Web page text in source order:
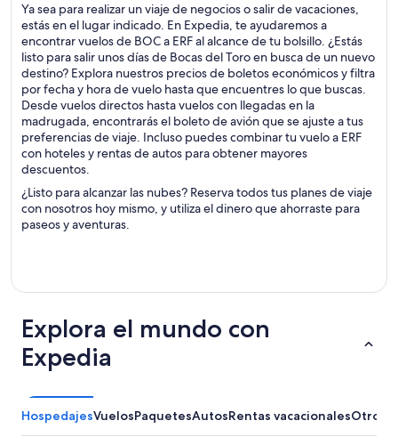
Ya sea para realizar un viaje de negocios o salir de vacaciones,
estás en el lugar indicado. En Expedia, te ayudaremos a
encontrar vuelos de BOC a ERF al alcance de tu bolsillo. ¿Estás
listo para salir unos días de Bocas del Toro en busca de un nuevo
destino? Explora nuestros precios de boletos económicos y filtra
por fecha y hora de vuelo hasta que encuentres lo que buscas.
Desde vuelos directos hasta vuelos con llegadas en la
madrugada, encontrarás el boleto de avión que se ajuste a tus
preferencias de viaje. Incluso puedes combinar tu vuelo a ERF
con hoteles y rentas de autos para obtener mayores
descuentos.
¿Listo para alcanzar las nubes? Reserva todos tus planes de viaje
con nosotros hoy mismo, y utiliza el dinero que ahorraste para
paseos y aventuras.
Explora el mundo con
Expedia
HospedajesVuelosPaquetesAutosRentas vacacionalesOtros